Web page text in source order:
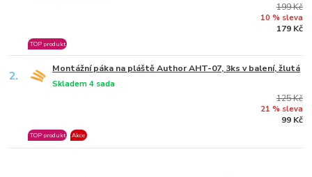
TOP produkt
199 Kč
10 % sleva
179 Kč
2. Montážní páka na pláště Author AHT-07, 3ks v balení, žlutá
Skladem 4 sada
TOP produkt Akce
125 Kč
21 % sleva
99 Kč